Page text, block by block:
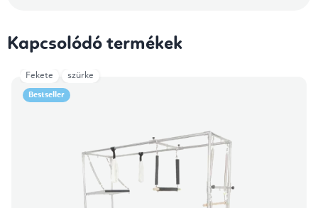
Kapcsolódó termékek
Bestseller
Fekete szürke